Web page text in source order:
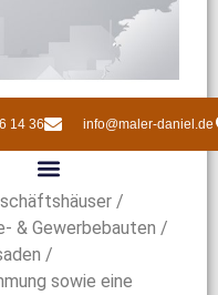
14 36 info@maler-daniel.de
Objekten
/
& Gewerbebauten /
/
sowie eine